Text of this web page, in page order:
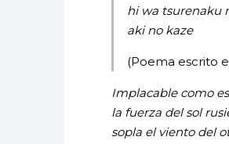
hi wa tsurenaku
aki no kaze
(Poema escrito
Implacable como es
la fuerza del sol
sopla el viento del